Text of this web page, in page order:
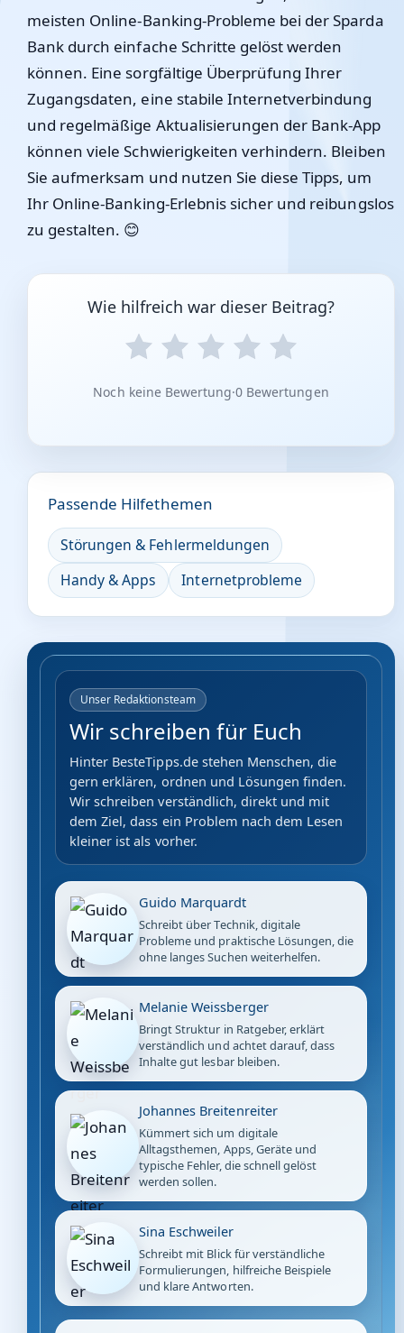
meisten Online-Banking-Probleme bei der Sparda
Bank durch einfache Schritte gelöst werden
können. Eine sorgfältige Überprüfung Ihrer
Zugangsdaten, eine stabile Internetverbindung
und regelmäßige Aktualisierungen der Bank-App
können viele Schwierigkeiten verhindern. Bleiben
Sie aufmerksam und nutzen Sie diese Tipps, um
Ihr Online-Banking-Erlebnis sicher und reibungslos
zu gestalten. 😊
Wie hilfreich war dieser Beitrag?
Noch keine Bewertung·0 Bewertungen
Passende Hilfethemen
Störungen & Fehlermeldungen
Handy & Apps
Internetprobleme
Unser Redaktionsteam
Wir schreiben für Euch
Hinter BesteTipps.de stehen Menschen, die
gern erklären, ordnen und Lösungen finden.
Wir schreiben verständlich, direkt und mit
dem Ziel, dass ein Problem nach dem Lesen
kleiner ist als vorher.
Guido Marquardt
Schreibt über Technik, digitale
Probleme und praktische Lösungen, die
ohne langes Suchen weiterhelfen.
Melanie Weissberger
Bringt Struktur in Ratgeber, erklärt
verständlich und achtet darauf, dass
Inhalte gut lesbar bleiben.
Johannes Breitenreiter
Kümmert sich um digitale
Alltagsthemen, Apps, Geräte und
typische Fehler, die schnell gelöst
werden sollen.
Sina Eschweiler
Schreibt mit Blick für verständliche
Formulierungen, hilfreiche Beispiele
und klare Antworten.